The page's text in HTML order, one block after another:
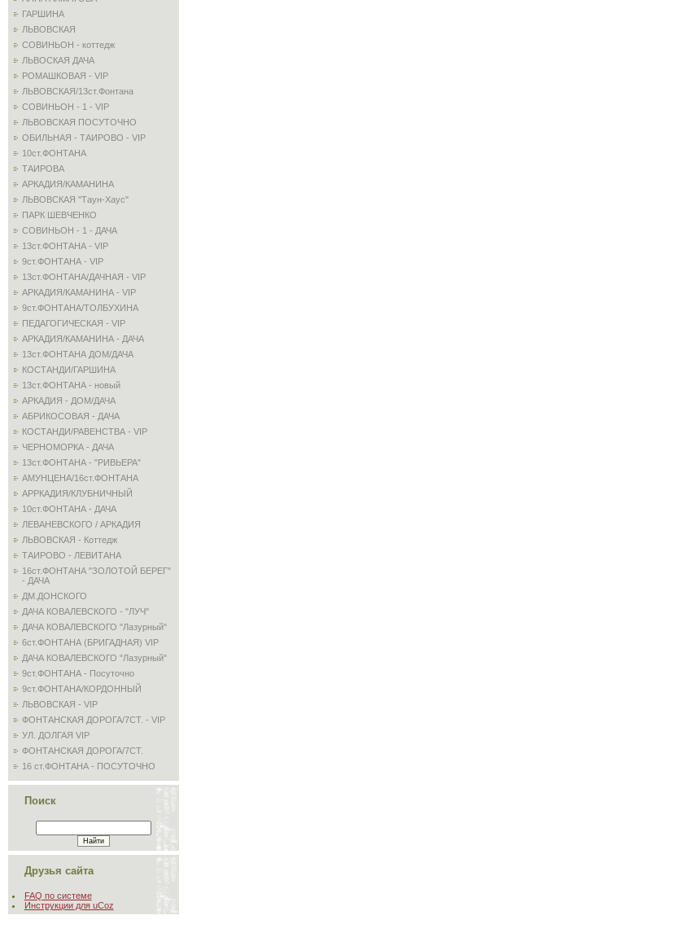
ГАРШИНА
ЛЬВОВСКАЯ
СОВИНЬОН - коттедж
ЛЬВОСКАЯ ДАЧА
РОМАШКОВАЯ - VIP
ЛЬВОВСКАЯ/13ст.Фонтана
СОВИНЬОН - 1 - VIP
ЛЬВОВСКАЯ ПОСУТОЧНО
ОБИЛЬНАЯ - ТАИРОВО - VIP
10ст.ФОНТАНА
ТАИРОВА
АРКАДИЯ/КАМАНИНА
ЛЬВОВСКАЯ "Таун-Хаус"
ПАРК ШЕВЧЕНКО
СОВИНЬОН - 1 - ДАЧА
13ст.ФОНТАНА - VIP
9ст.ФОНТАНА - VIP
13ст.ФОНТАНА/ДАЧНАЯ - VIP
АРКАДИЯ/КАМАНИНА - VIP
9ст.ФОНТАНА/ТОЛБУХИНА
ПЕДАГОГИЧЕСКАЯ - VIP
АРКАДИЯ/КАМАНИНА - ДАЧА
13ст.ФОНТАНА ДОМ/ДАЧА
КОСТАНДИ/ГАРШИНА
13ст.ФОНТАНА - новый
АРКАДИЯ - ДОМ/ДАЧА
АБРИКОСОВАЯ - ДАЧА
КОСТАНДИ/РАВЕНСТВА - VIP
ЧЕРНОМОРКА - ДАЧА
13ст.ФОНТАНА - "РИВЬЕРА"
АМУНЦЕНА/16ст.ФОНТАНА
АРРКАДИЯ/КЛУБНИЧНЫЙ
10ст.ФОНТАНА - ДАЧА
ЛЕВАНЕВСКОГО / АРКАДИЯ
ЛЬВОВСКАЯ - Коттедж
ТАИРОВО - ЛЕВИТАНА
16ст.ФОНТАНА "ЗОЛОТОЙ БЕРЕГ"
- ДАЧА
ДМ.ДОНСКОГО
ДАЧА КОВАЛЕВСКОГО - "ЛУЧ"
ДАЧА КОВАЛЕВСКОГО "Лазурный"
6ст.ФОНТАНА (БРИГАДНАЯ) VIP
ДАЧА КОВАЛЕВСКОГО "Лазурный"
9ст.ФОНТАНА - Посуточно
9ст.ФОНТАНА/КОРДОННЫЙ
ЛЬВОВСКАЯ - VIP
ФОНТАНСКАЯ ДОРОГА/7СТ. - VIP
УЛ. ДОЛГАЯ VIP
ФОНТАНСКАЯ ДОРОГА/7СТ.
16 ст.ФОНТАНА - ПОСУТОЧНО
Поиск
Друзья сайта
FAQ по системе
Инструкции для uCoz